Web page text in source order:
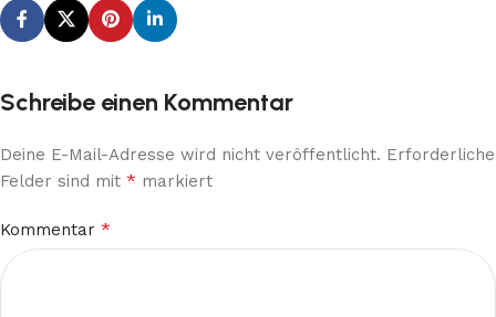
Schreibe einen Kommentar
Deine E-Mail-Adresse wird nicht veröffentlicht. Erforderliche
Felder sind mit * markiert
Kommentar *